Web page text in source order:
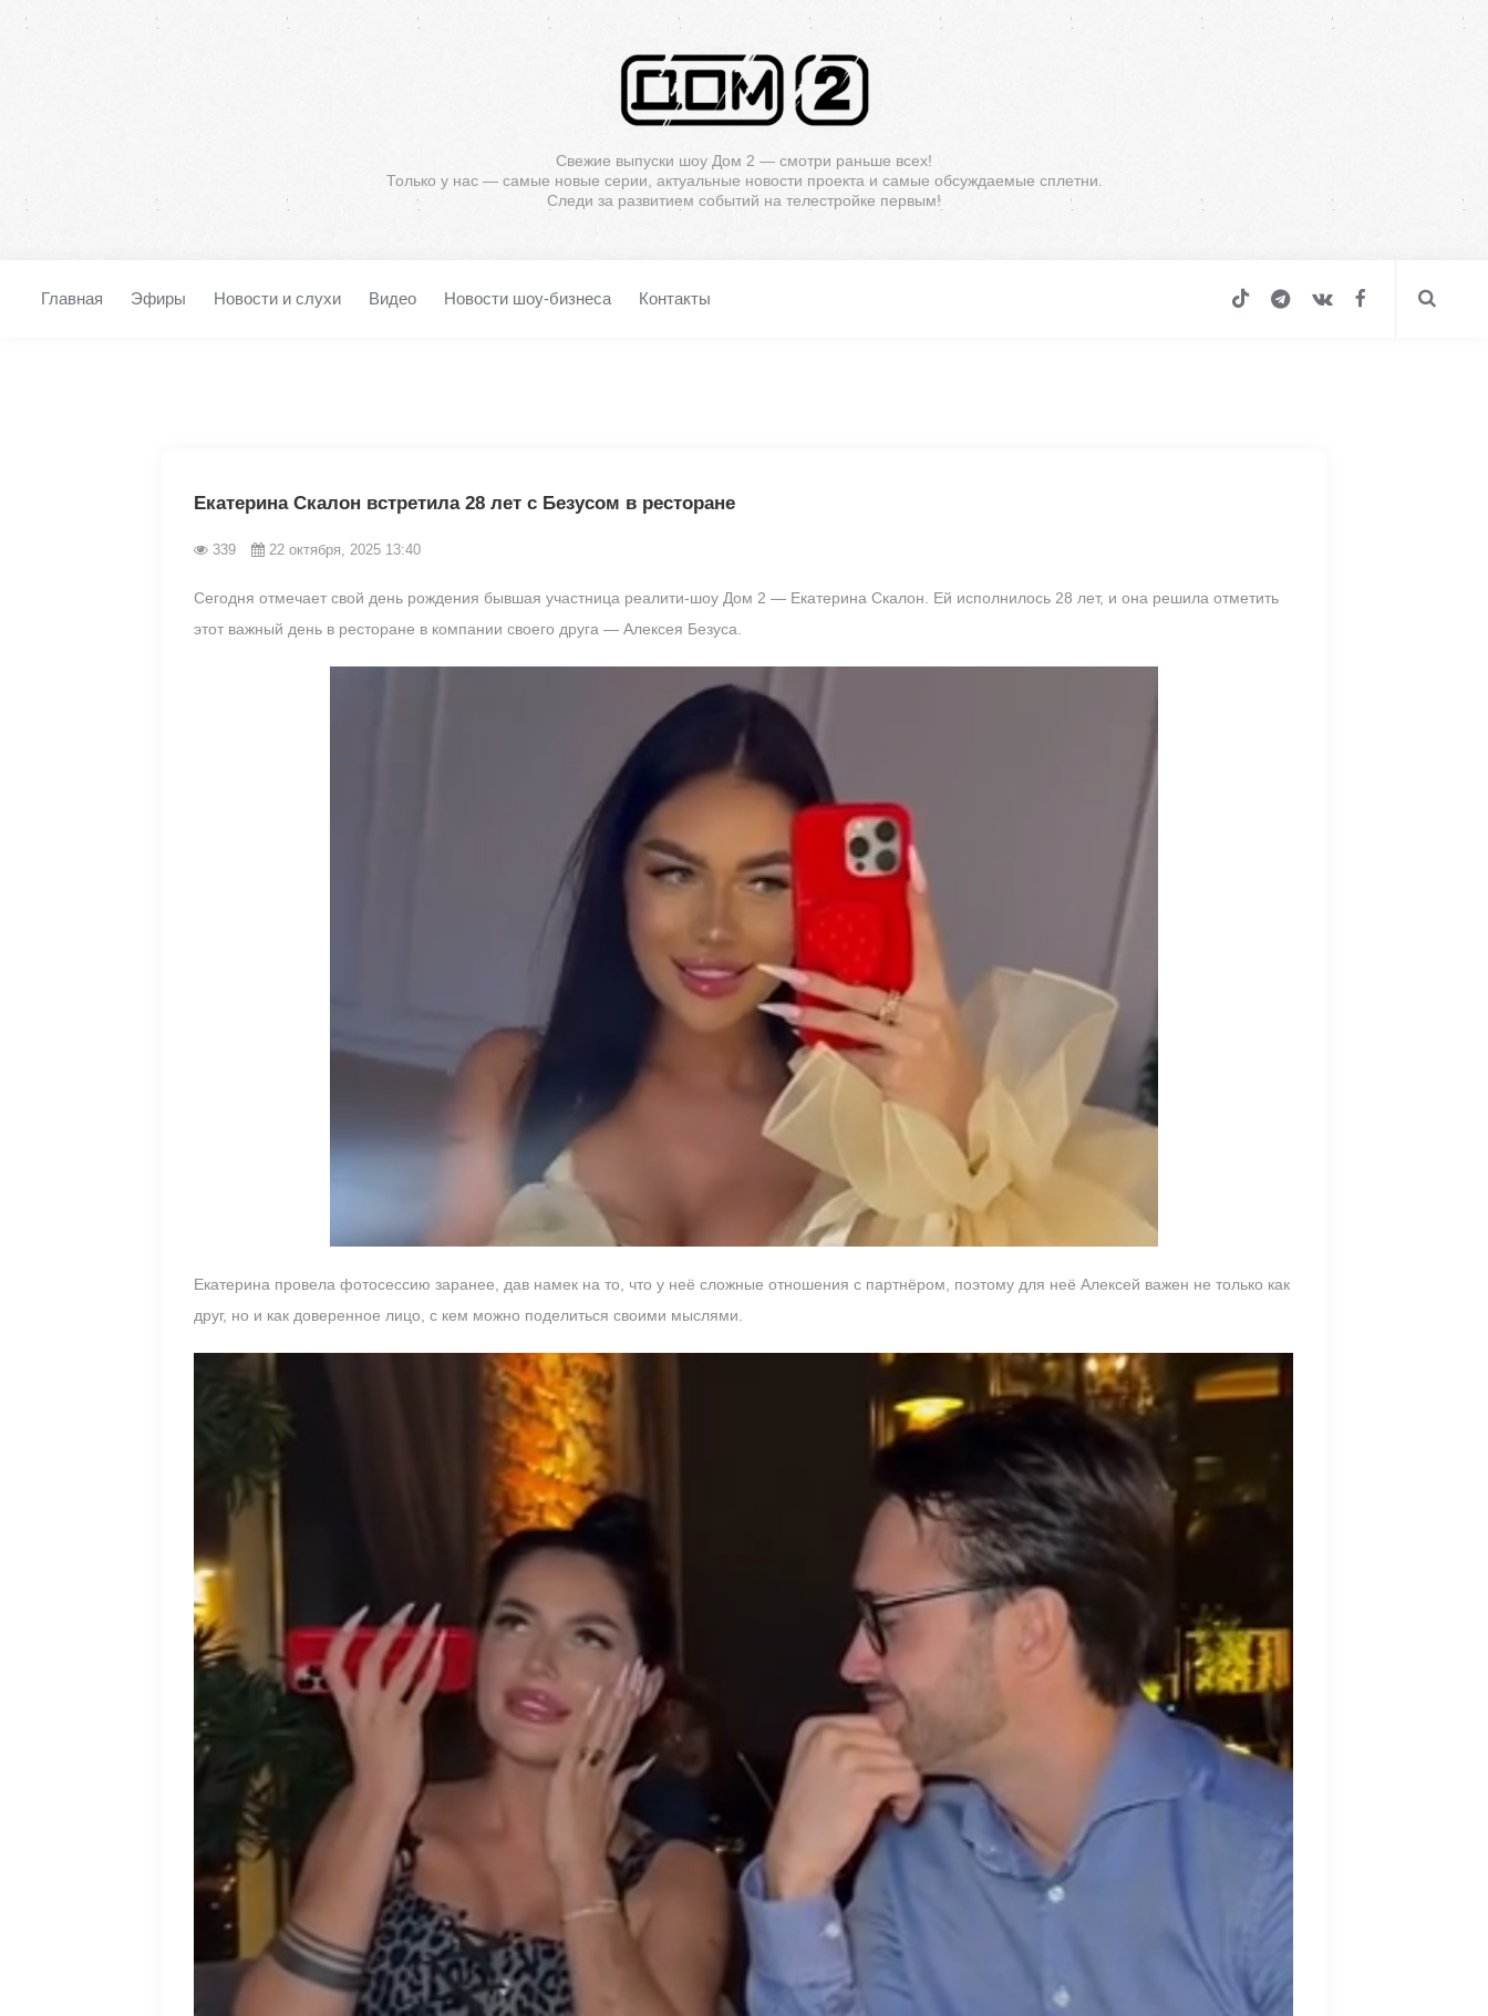
Свежие выпуски шоу Дом 2 — смотри раньше всех!
Только у нас — самые новые серии, актуальные новости проекта и самые обсуждаемые сплетни.
Следи за развитием событий на телестройке первым!
Главная Эфиры Новости и слухи Видео Новости шоу-бизнеса Контакты
Екатерина Скалон встретила 28 лет с Безусом в ресторане
339 22 октября, 2025 13:40
Сегодня отмечает свой день рождения бывшая участница реалити-шоу Дом 2 — Екатерина Скалон. Ей исполнилось 28 лет, и она решила отметить
этот важный день в ресторане в компании своего друга — Алексея Безуса.
Екатерина провела фотосессию заранее, дав намек на то, что у неё сложные отношения с партнёром, поэтому для неё Алексей важен не только как
друг, но и как доверенное лицо, с кем можно поделиться своими мыслями.